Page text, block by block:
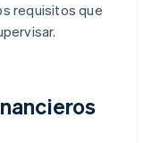
requisitos que